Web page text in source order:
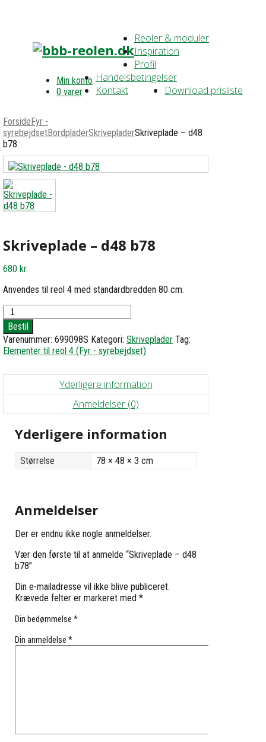
Min konto
0 varer
Reoler & moduler
Inspiration
Profil
Handelsbetingelser
Download prisliste
Kontakt
ForsideFyr -
syrebejdsetBordpladerSkrivepladerSkriveplade – d48
b78
Skriveplade – d48 b78
680 kr.
Anvendes til reol 4 med standardbredden 80 cm.
Skriveplade
-
d48
b78
antal
Bestil
Varenummer: 699098S Kategori: Skriveplader Tag:
Elementer til reol 4 (Fyr - syrebejdset)
Yderligere information
Anmeldelser (0)
Yderligere information
Størrelse 78 × 48 × 3 cm
Anmeldelser
Der er endnu ikke nogle anmeldelser.
Vær den første til at anmelde “Skriveplade – d48
b78”
Din e-mailadresse vil ikke blive publiceret.
Krævede felter er markeret med *
Din bedømmelse *
Din anmeldelse *